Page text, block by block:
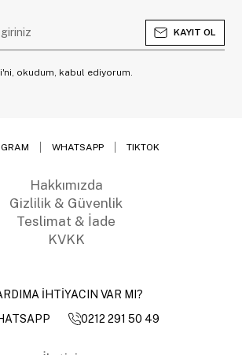
KAYIT OL
okudum, kabul ediyorum.
WHATSAPP TIKTOK
Hakkımızda
Gizlilik & Güvenlik
Teslimat & İade
KVKK
İHTİYACIN VAR MI?
0212 291 50 49